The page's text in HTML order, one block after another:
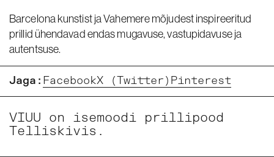
Barcelona kunstist ja Vahemere mõjudest inspireeritud
prillid ühendavad endas mugavuse, vastupidavuse ja
autentsuse.
Jaga: FacebookX (Twitter) Pinterest
VIUU on isemoodi prillipood
Telliskivis.